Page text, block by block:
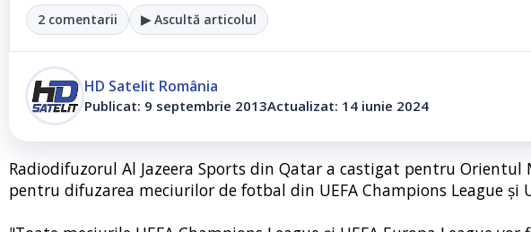
2 comentarii ▶ Ascultă articolul
HD Satelit România
Publicat: 9 septembrie 2013Actualizat: 14 iunie 2024
Radiodifuzorul Al Jazeera Sports din Qatar a castigat pentru
pentru difuzarea meciurilor de fotbal din UEFA Champions League și